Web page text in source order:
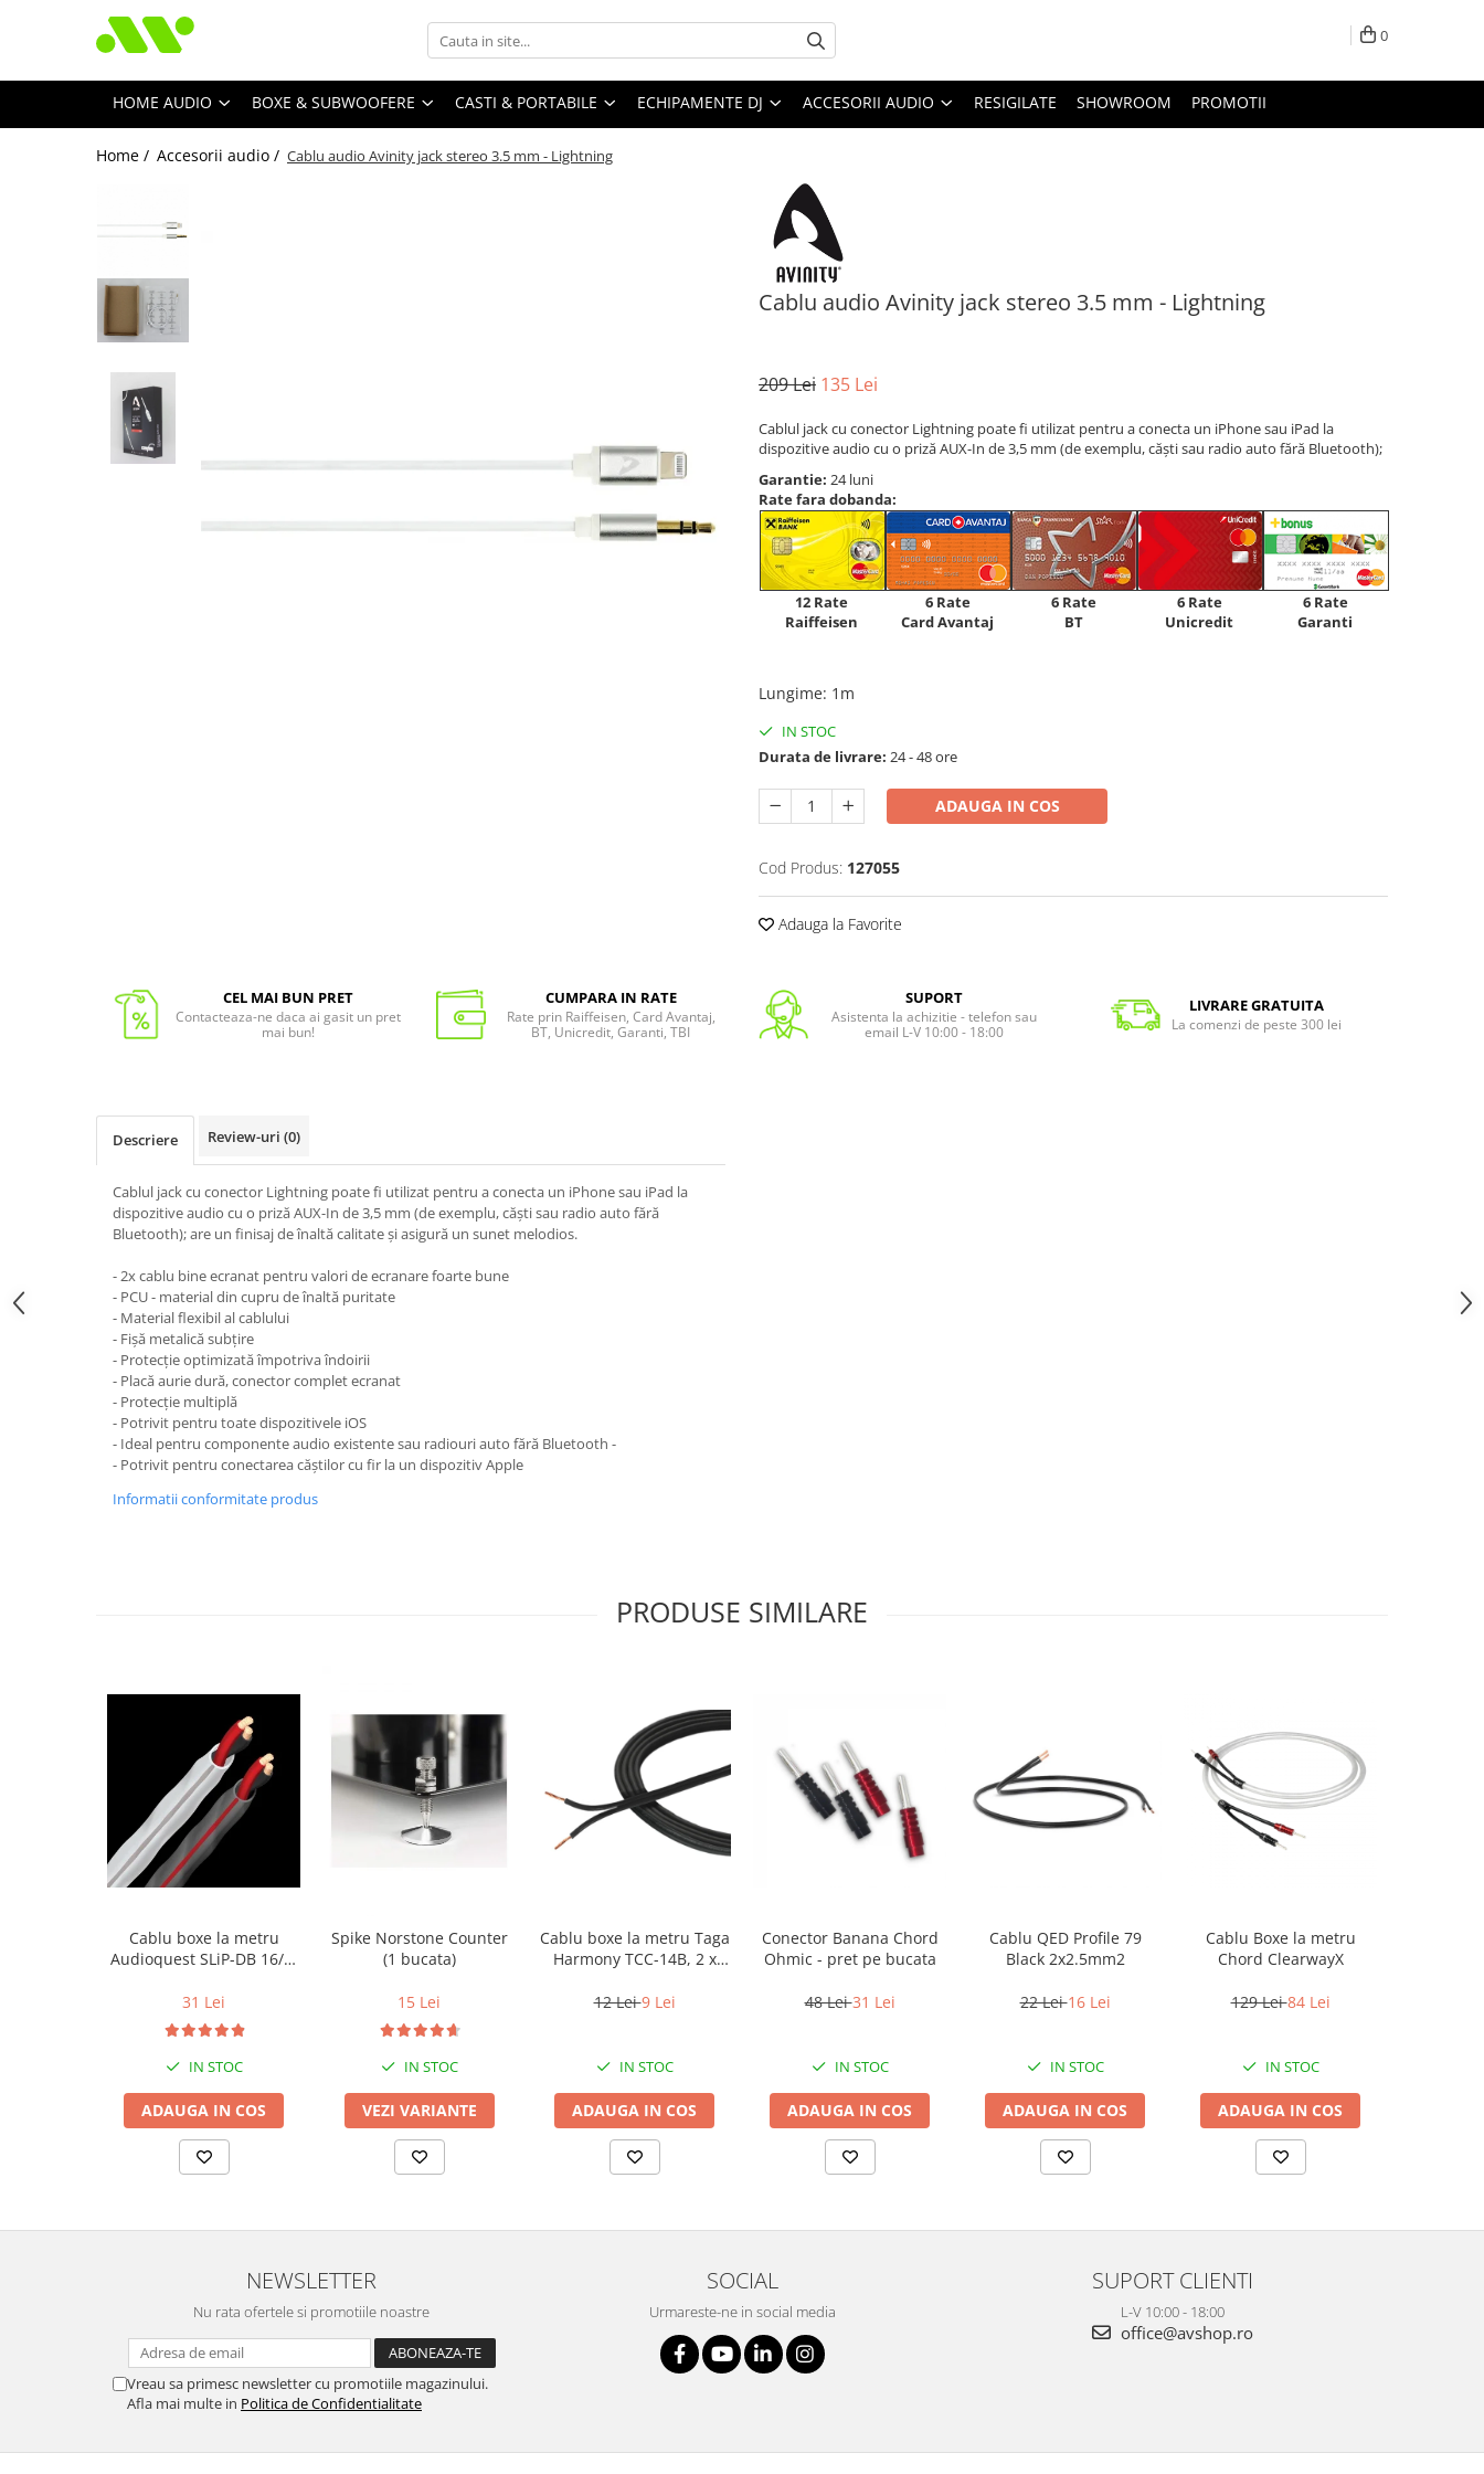
0
HOME AUDIO BOXE & SUBWOOFERE CASTI & PORTABILE ECHIPAMENTE DJ ACCESORII AUDIO RESIGILATE SHOWROOM PROMOTII
Home / Accesorii audio / Cablu audio Avinity jack stereo 3.5 mm - Lightning
Cablu audio Avinity jack stereo 3.5 mm - Lightning
209 Lei 135 Lei
Cablul jack cu conector Lightning poate fi utilizat pentru a conecta un iPhone sau iPad la
dispozitive audio cu o priză AUX-In de 3,5 mm (de exemplu, căști sau radio auto fără Bluetooth);
Garantie: 24 luni
Rate fara dobanda:
12 Rate
Raiffeisen
6 Rate
Card Avantaj
6 Rate
BT
6 Rate
Unicredit
6 Rate
Garanti
Lungime: 1m
IN STOC
Durata de livrare: 24 - 48 ore
ADAUGA IN COS
Cod Produs: 127055
Adauga la Favorite
CEL MAI BUN PRET
Contacteaza-ne daca ai gasit un pret
mai bun!
CUMPARA IN RATE
Rate prin Raiffeisen, Card Avantaj,
BT, Unicredit, Garanti, TBI
SUPORT
Asistenta la achizitie - telefon sau
email L-V 10:00 - 18:00
LIVRARE GRATUITA
La comenzi de peste 300 lei
Descriere Review-uri (0)
Cablul jack cu conector Lightning poate fi utilizat pentru a conecta un iPhone sau iPad la
dispozitive audio cu o priză AUX-In de 3,5 mm (de exemplu, căști sau radio auto fără
Bluetooth); are un finisaj de înaltă calitate și asigură un sunet melodios.
- 2x cablu bine ecranat pentru valori de ecranare foarte bune
- PCU - material din cupru de înaltă puritate
- Material flexibil al cablului
- Fișă metalică subțire
- Protecție optimizată împotriva îndoirii
- Placă aurie dură, conector complet ecranat
- Protecție multiplă
- Potrivit pentru toate dispozitivele iOS
- Ideal pentru componente audio existente sau radiouri auto fără Bluetooth -
- Potrivit pentru conectarea căștilor cu fir la un dispozitiv Apple
Informatii conformitate produs
PRODUSE SIMILARE
Cablu boxe la metru
Audioquest SLiP-DB 16/2,
31 Lei
IN STOC
ADAUGA IN COS
Spike Norstone Counter
(1 bucata)
15 Lei
IN STOC
VEZI VARIANTE
Cablu boxe la metru Taga
Harmony TCC-14B, 2 x
12 Lei9 Lei
IN STOC
ADAUGA IN COS
Conector Banana Chord
Ohmic - pret pe bucata
48 Lei31 Lei
IN STOC
ADAUGA IN COS
Cablu QED Profile 79
Black 2x2.5mm2
22 Lei16 Lei
IN STOC
ADAUGA IN COS
Cablu Boxe la metru
Chord ClearwayX
129 Lei84 Lei
IN STOC
ADAUGA IN COS
NEWSLETTER
Nu rata ofertele si promotiile noastre
Vreau sa primesc newsletter cu promotiile magazinului.
Afla mai multe in Politica de Confidentialitate
SOCIAL
Urmareste-ne in social media
SUPORT CLIENTI
L-V 10:00 - 18:00
office@avshop.ro